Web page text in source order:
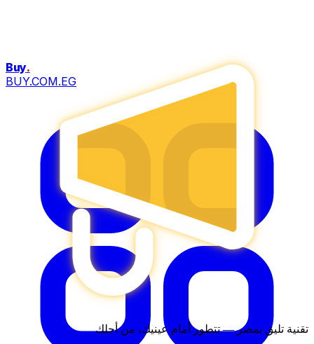
تقنية تليق بمصر — تتطور أمام عينيك، من أجلك
Buy.
BUY.COM.EG